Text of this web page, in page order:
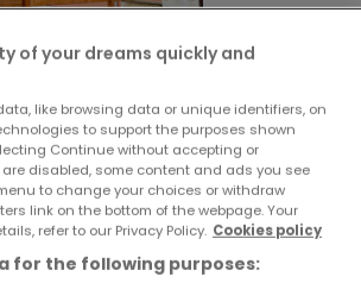
Haus11 Zimmer
649.000 €
of your dreams quickly and
like browsing data or unique identifiers, on
to support the purposes shown
Continue without accepting or
disabled, some content and ads you see
to change your choices or withdraw
link on the bottom of the webpage. Your
refer to our Privacy Policy. Cookies policy
for the following purposes: